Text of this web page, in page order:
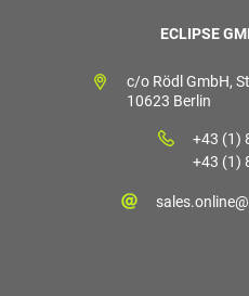
ECLIPSE
c/o Rödl GmbH,
10623 Berlin
+43 (1)
+43 (1)